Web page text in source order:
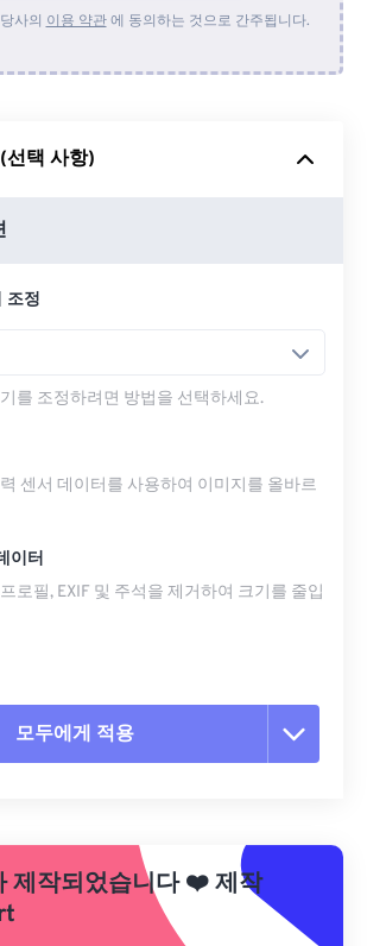
Google 드라이브에서
사의 이용 약관에 동의하는 것으로 간주됩니다.
선택 사항)
조정
를 조정하려면 방법을 선택하세요.
센서 데이터를 사용하여 이미지를 올바르
이터
로필, EXIF ​​및 주석을 제거하여 크기를 줄입
모두에게 적용
에서 적용
로 저장
제작되었습니다❤️제작